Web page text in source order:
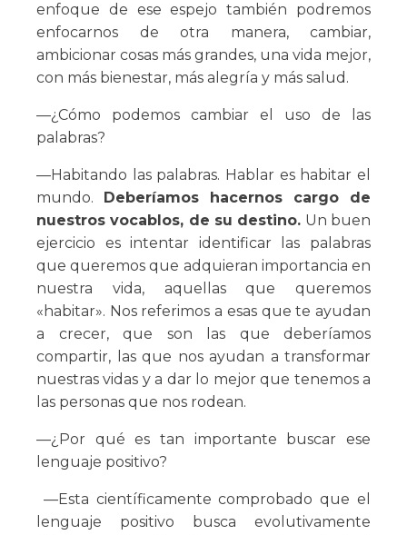
enfoque de ese espejo también podremos
enfocarnos de otra manera, cambiar,
ambicionar cosas más grandes, una vida mejor,
con más bienestar, más alegría y más salud.
—¿Cómo podemos cambiar el uso de las
palabras?
—Habitando las palabras. Hablar es habitar el
mundo. Deberíamos hacernos cargo de
nuestros vocablos, de su destino. Un buen
ejercicio es intentar identificar las palabras
que queremos que adquieran importancia en
nuestra vida, aquellas que queremos
«habitar». Nos referimos a esas que te ayudan
a crecer, que son las que deberíamos
compartir, las que nos ayudan a transformar
nuestras vidas y a dar lo mejor que tenemos a
las personas que nos rodean.
—¿Por qué es tan importante buscar ese
lenguaje positivo?
—Esta científicamente comprobado que el
lenguaje positivo busca evolutivamente